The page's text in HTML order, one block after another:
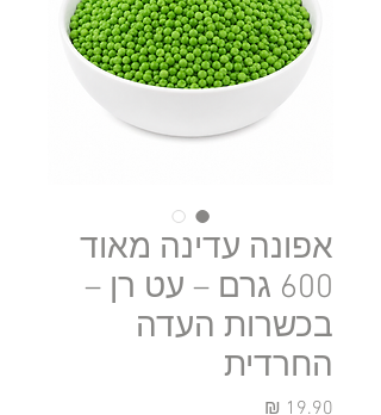
אפונה עדינה מאוד
600 גרם – עט רן –
בכשרות העדה
החרדית